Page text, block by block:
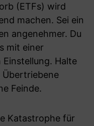
(ETFs) wird
machen. Sei ein
angenehmer. Du
mit einer
Halte
Übertriebene
Feinde.
Katastrophe für